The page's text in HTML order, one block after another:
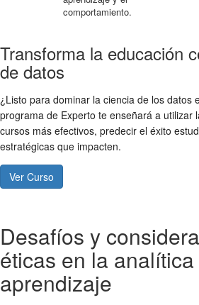
comportamiento.
Transforma la educación
de datos
¿Listo para dominar la ciencia de los datos
programa de Experto te enseñará a utilizar
cursos más efectivos, predecir el éxito
estratégicas que impacten.
Ver Curso
Desafíos y
éticas en la
aprendizaje